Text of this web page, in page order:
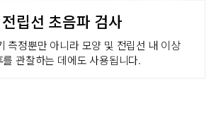
전립선 초음파 검사
측정뿐만 아니라 모양 및 전립선 내 이상
를 관찰하는 데에도 사용됩니다.